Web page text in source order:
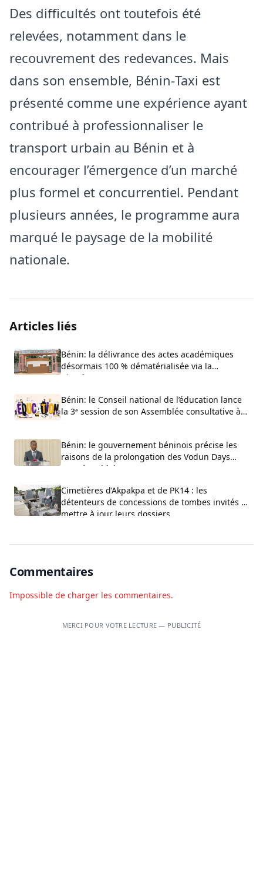
Des difficultés ont toutefois été
relevées, notamment dans le
recouvrement des redevances. Mais
dans son ensemble, Bénin‑Taxi est
présenté comme une expérience ayant
contribué à professionnaliser le
transport urbain au Bénin et à
encourager l’émergence d’un marché
plus formel et concurrentiel. Pendant
plusieurs années, le programme aura
marqué le paysage de la mobilité
nationale.
Articles liés
Bénin: la délivrance des actes académiques
désormais 100 % dématérialisée via la
plateforme ACTIA
Bénin: le Conseil national de l’éducation lance
la 3ᵉ session de son Assemblée consultative à
Bénin: le gouvernement béninois précise les
raisons de la prolongation des Vodun Days
2027 à Ouidah
Cimetières d’Akpakpa et de PK14 : les
détenteurs de concessions de tombes invités à
mettre à jour leurs dossiers
Commentaires
Impossible de charger les commentaires.
MERCI POUR VOTRE LECTURE — PUBLICITÉ